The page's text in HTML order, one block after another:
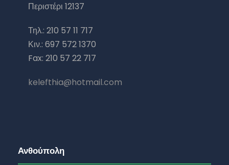
Περιστέρι 12137
Τηλ.: 210 57 11 717
Κιν.: 697 572 1370
Fax: 210 57 22 717
kelefthia@hotmail.com
Ανθούπολη